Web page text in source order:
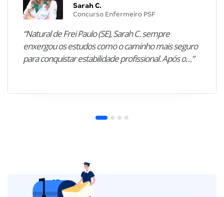
Sarah C.
Concurso Enfermeiro PSF
“Natural de Frei Paulo (SE), Sarah C. sempre
enxergou os estudos como o caminho mais seguro
para conquistar estabilidade profissional. Após o…”